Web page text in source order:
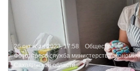
26 октября 2023, 17:58
Общество
Фото: пресс-служба министерства
Сахалинской области